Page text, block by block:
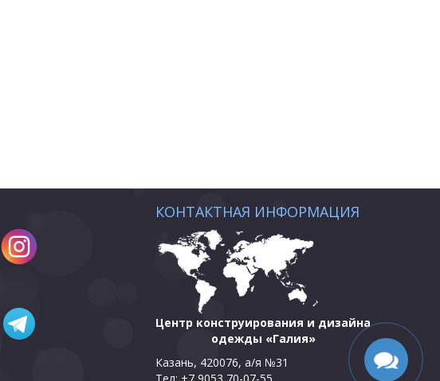
КОНТАКТНАЯ ИНФОРМАЦИЯ
Центр конструирования и дизайна
одежды «Галия»
Казань, 420076, а/я №31